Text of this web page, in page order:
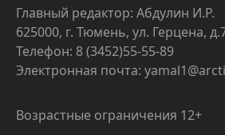
Главный редактор: Абдулин И.Р.
625000, г. Тюмень, ул. Герцена,
Телефон: 8 (3452)55-55-89
Электронная почта:
Возрастные ограничения 12+